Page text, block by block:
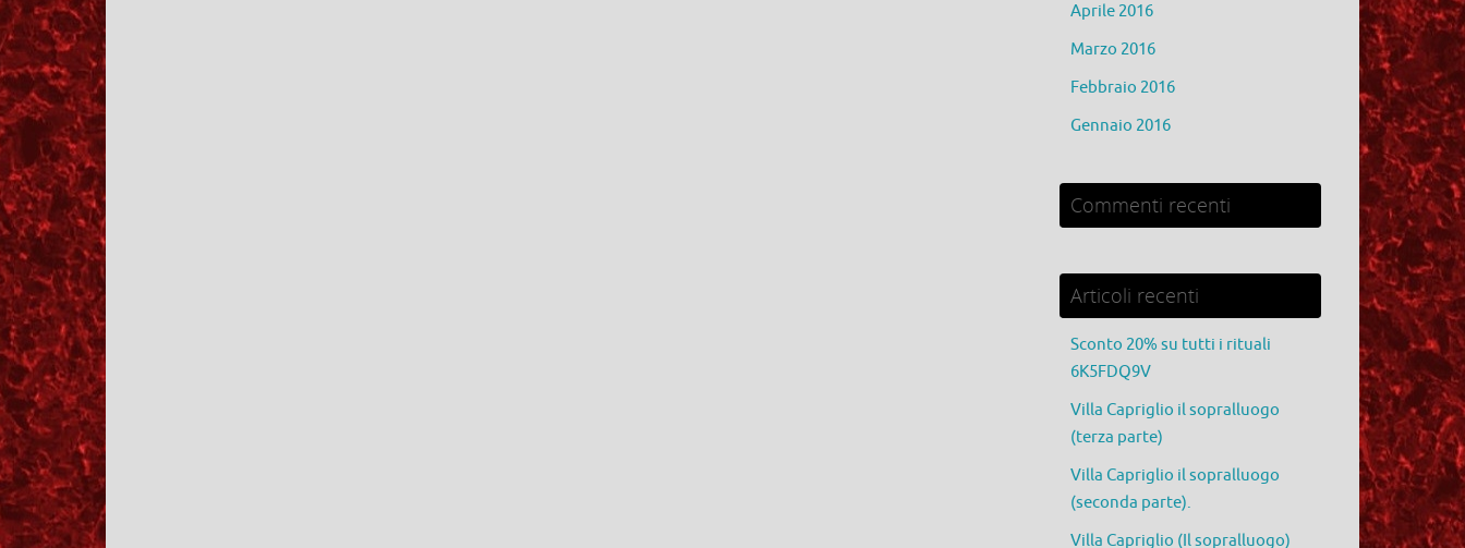
Aprile 2016
Marzo 2016
Febbraio 2016
Gennaio 2016
Commenti recenti
Articoli recenti
Sconto 20% su tutti i rituali
6K5FDQ9V
Villa Capriglio il sopralluogo
(terza parte)
Villa Capriglio il sopralluogo
(seconda parte).
Villa Capriglio (Il sopralluogo)